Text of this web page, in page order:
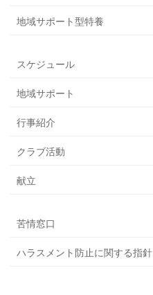
地域サポート型特養
スケジュール
地域サポート
行事紹介
クラブ活動
献立
苦情窓口
ハラスメント防止に関する指針